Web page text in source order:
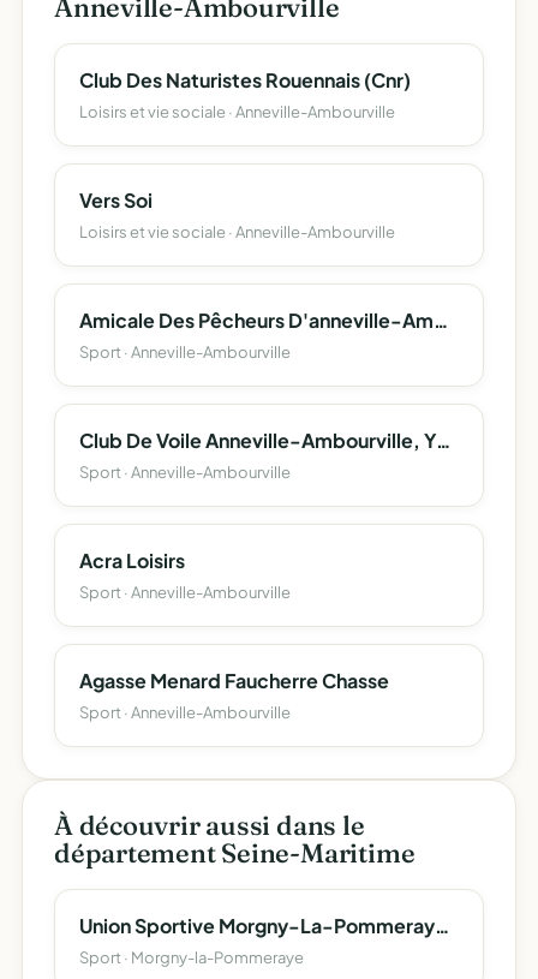
Anneville-Ambourville
Club Des Naturistes Rouennais (Cnr)
Loisirs et vie sociale · Anneville-Ambourville
Vers Soi
Loisirs et vie sociale · Anneville-Ambourville
Amicale Des Pêcheurs D'anneville-Ambourville
Sport · Anneville-Ambourville
Club De Voile Anneville-Ambourville, Yville-Sur-Seine
Sport · Anneville-Ambourville
Acra Loisirs
Sport · Anneville-Ambourville
Agasse Menard Faucherre Chasse
Sport · Anneville-Ambourville
À découvrir aussi dans le
département Seine-Maritime
Union Sportive Morgny-La-Pommeraye - Section Pétanque
Sport · Morgny-la-Pommeraye